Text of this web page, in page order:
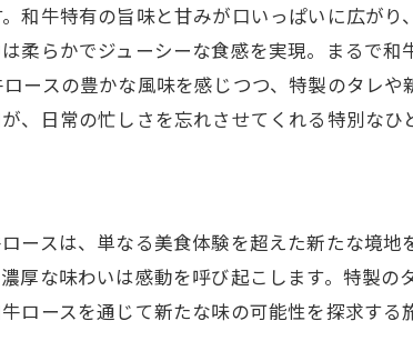
和牛ロース
旅する神田駅
探る焼肉体験
ースの魅力を堪能
ガイド
堪能する方法
和牛特有の旨味と甘みが口いっぱいに広がり
柔らかでジューシーな食感を実現。まるで和
ースの豊かな風味を感じつつ、特製のタレや
日常の忙しさを忘れさせてくれる特別なひ
ースは、単なる美食体験を超えた新たな境地
厚な味わいは感動を呼び起こします。特製の
ロースを通じて新たな味の可能性を探求する